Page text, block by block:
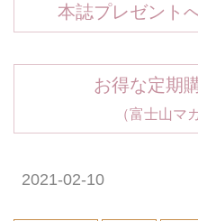
本誌プレゼント
お得な定期
（富士山マ
2021-02-10